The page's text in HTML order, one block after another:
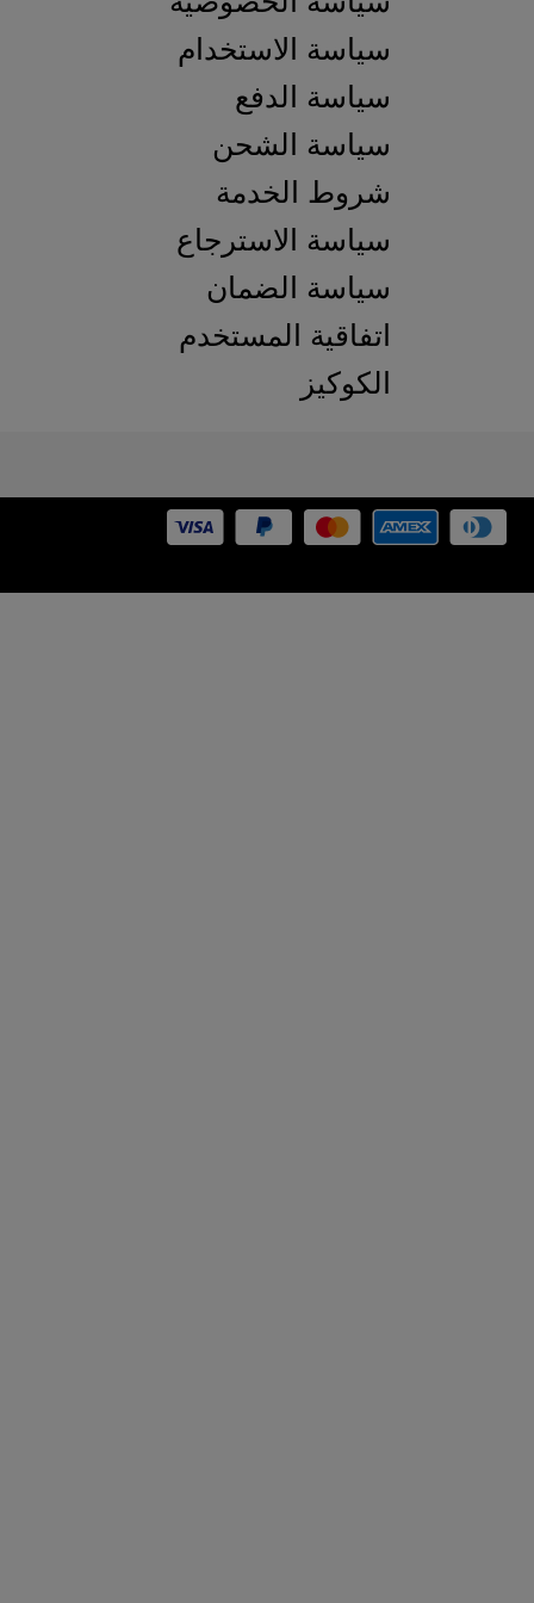
سياسة الاستخدام
سياسة الدفع
سياسة الشحن
شروط الخدمة
سياسة الاسترجاع
سياسة الضمان
اتفاقية المستخدم
الكوكيز